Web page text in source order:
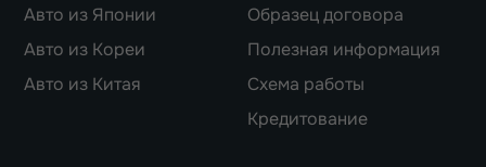
Авто из Японии
Авто из Кореи
Авто из Китая
Образец договора
Полезная информация
Схема работы
Кредитование